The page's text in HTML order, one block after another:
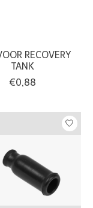
RECOVERY
TANK
€0,88